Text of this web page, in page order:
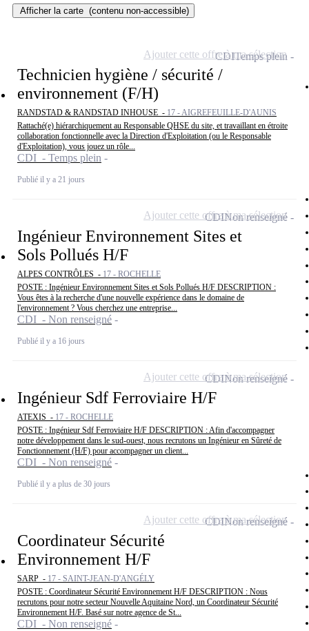
Afficher la carte (contenu non-accessible)
Technicien hygiène / sécurité /
environnement (F/H)
RANDSTAD & RANDSTAD INHOUSE - 17 - AIGREFEUILLE-D'AUNIS
Rattaché(e) hiérarchiquement au Responsable QHSE du site, et travaillant en étroite
collaboration fonctionnelle avec la Direction d'Exploitation (ou le Responsable
d'Exploitation), vous jouez un rôle...
CDI - Temps plein
Publié il y a 21 jours
CDITemps plein
Ajouter cette offre à ma sélection
Ingénieur Environnement Sites et
Sols Pollués H/F
ALPES CONTRÔLES - 17 - ROCHELLE
POSTE : Ingénieur Environnement Sites et Sols Pollués H/F DESCRIPTION :
Vous êtes à la recherche d'une nouvelle expérience dans le domaine de
l'environnement ? Vous cherchez une entreprise...
CDI - Non renseigné
Publié il y a 16 jours
CDINon renseigné
Ajouter cette offre à ma sélection
Ingénieur Sdf Ferroviaire H/F
ATEXIS - 17 - ROCHELLE
POSTE : Ingénieur Sdf Ferroviaire H/F DESCRIPTION : Afin d'accompagner
notre développement dans le sud-ouest, nous recrutons un Ingénieur en Sûreté de
Fonctionnement (H/F) pour accompagner un client...
CDI - Non renseigné
Publié il y a plus de 30 jours
CDINon renseigné
Ajouter cette offre à ma sélection
Coordinateur Sécurité
Environnement H/F
SARP - 17 - SAINT-JEAN-D'ANGÉLY
POSTE : Coordinateur Sécurité Environnement H/F DESCRIPTION : Nous
recrutons pour notre secteur Nouvelle Aquitaine Nord, un Coordinateur Sécurité
Environnement H/F. Basé sur notre agence de St...
CDI - Non renseigné
CDINon renseigné
Ajouter cette offre à ma sélection